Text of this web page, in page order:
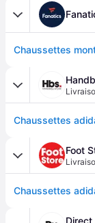
Chaussettes
Foot
Chaussettes
Direct